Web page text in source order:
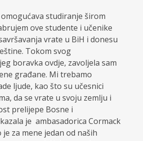
omogućava studiranje širom
ove studente i učenike
vrate u BiH i donesu
Tokom svog
boravka ovdje, zavoljela sam
građane. Mi trebamo
ljude, kao što su učesnici
da se vrate u svoju zemlju i
prelijepe Bosne i
je ambasadorica Cormack
je za mene jedan od naših